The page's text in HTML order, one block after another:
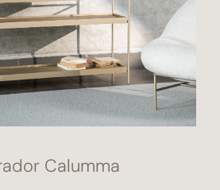
Calumma